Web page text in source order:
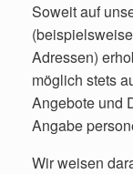
Soweit auf
Adressen)
möglich stets
Angebote und
Angabe
Wir weisen